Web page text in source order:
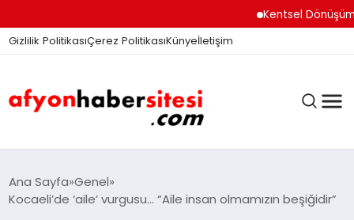
Kentsel Dönüşüm Ofisi
Gizlilik PolitikasıÇerez PolitikasıKünyeİletişim
ANASAYFA
Ana Sayfa Genel
Kocaeli’de ‘aile’ vurgusu… “Aile insan olmamızın beşiğidir”